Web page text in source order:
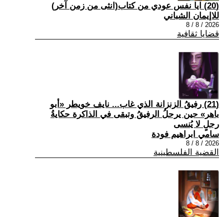
(20) ايا نفس عودي من كتاب(انثى من زمن آخر)
للاإيمان الشباني
2026 / 8 / 8
قضايا ثقافية
(21) رفيقُ الزنزانة الذي غاب... نايف خويطر «أبو
باهر» حين يرحلُ الرفيقُ وتبقى في الذاكرة حكايةُ
رجلٍ لا يُنسى
سامي ابراهيم فودة
2026 / 8 / 8
القضية الفلسطينية